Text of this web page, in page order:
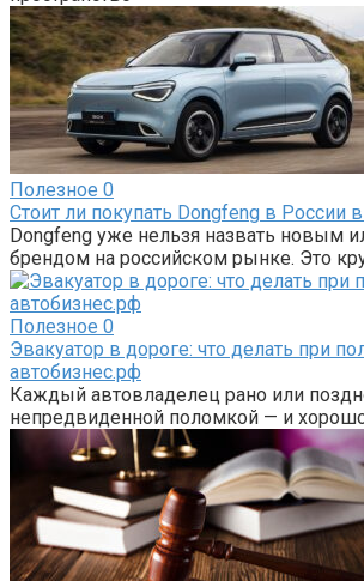
Полезное 0
Стоит ли покупать Dongfeng в России
Dongfeng уже нельзя назвать новым
брендом на российском рынке. Это
Полезное 0
Эвакуатор в дороге: что делать при
автобизнес.рф
Каждый автовладелец рано или
непредвиденной поломкой — и